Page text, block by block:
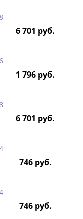
6 701 руб.
1 796 руб.
6 701 руб.
746 руб.
746 руб.